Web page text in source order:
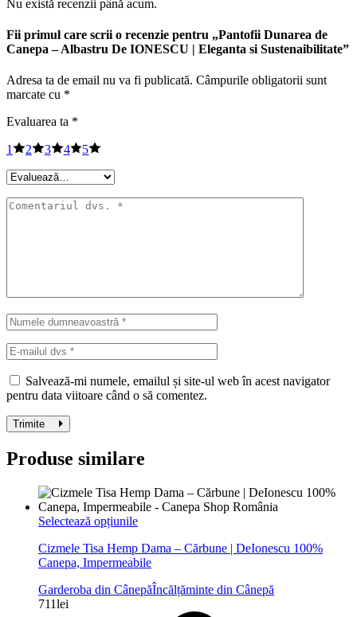
Nu există recenzii până acum.
Fii primul care scrii o recenzie pentru „Pantofii Dunarea de
Canepa – Albastru De IONESCU | Eleganta si Sustenaibilitate”
Adresa ta de email nu va fi publicată. Câmpurile obligatorii sunt
marcate cu *
Evaluarea ta *
1 2 3 4 5
Salvează-mi numele, emailul și site-ul web în acest navigator
pentru data viitoare când o să comentez.
Trimite
Produse similare
Selectează opțiunileAcest
are
mai
variații.
Cizmele Tisa Hemp Dama – Cărbune | DeIonescu 100%
Canepa, Impermeabile
Garderoba din CânepăÎncălțăminte din Cânepă
711lei